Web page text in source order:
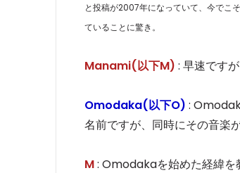
と投稿が2007年になっていて、今でこ
ていることに驚き。
Manami(以下M) : 早速です
Omodaka(以下O) :
名前ですが、同時にその音楽
M: Omodakaを始めた経緯を